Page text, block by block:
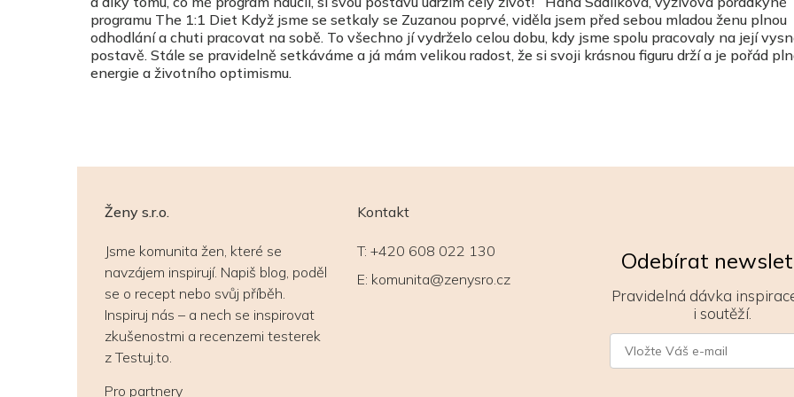
programu The 1:1 Diet Když jsme se setkaly se Zuzanou poprvé, viděla jsem před sebou mladou ženu plnou
odhodlání a chuti pracovat na sobě. To všechno jí vydrželo celou dobu, kdy jsme spolu pracovaly na její
postavě. Stále se pravidelně setkáváme a já mám velikou radost, že si svoji krásnou figuru drží a je pořád
energie a životního optimismu.
Ženy s.r.o.
Jsme komunita žen, které se
navzájem inspirují. Napiš blog, poděl
se o recept nebo svůj příběh.
Inspiruj nás – a nech se inspirovat
zkušenostmi a recenzemi testerek
z Testuj.to.
Pro partnery
Kontakt
T: +420 608 022 130
E: komunita@zenysro.cz
Odebírat
Pravidelná dávka
i soutěží.